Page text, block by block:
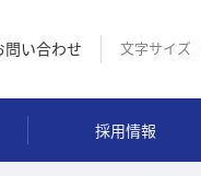
文字サイズ
問い合わせ
採用情報